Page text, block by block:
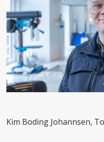
Kim Boding Johannsen,